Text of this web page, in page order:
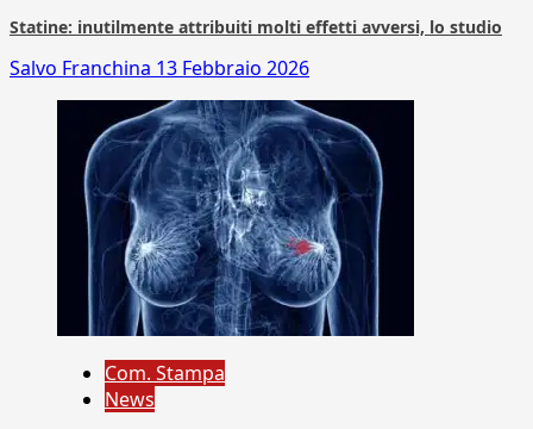
Statine: inutilmente attribuiti molti effetti avversi, lo studio
Salvo Franchina 13 Febbraio 2026
Com. Stampa
News